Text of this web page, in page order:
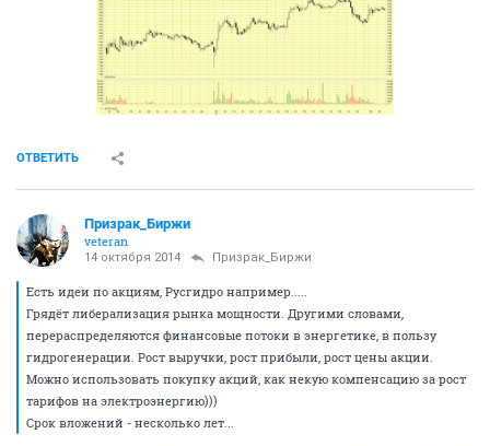
ОТВЕТИТЬ
Призрак_Биржи
veteran
14 октября 2014 Призрак_Биржи
Есть идеи по акциям, Русгидро например.....
Грядёт либерализация рынка мощности. Другими словами,
перераспределяются финансовые потоки в энергетике, в пользу
гидрогенерации. Рост выручки, рост прибыли, рост цены акции.
Можно использовать покупку акций, как некую компенсацию за рост
тарифов на электроэнергию)))
Срок вложений - несколько лет...